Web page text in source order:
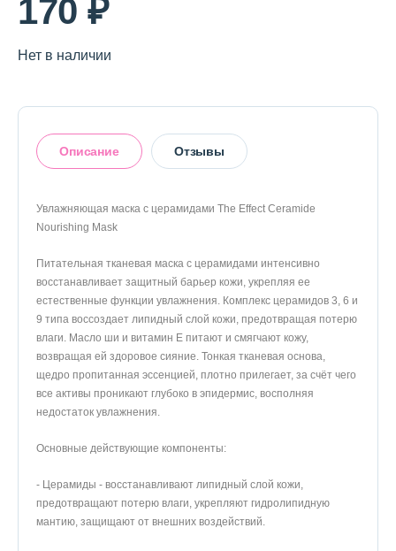
170 ₽
Нет в наличии
Описание Отзывы
Увлажняющая маска с церамидами The Effect Ceramide
Nourishing Mask
Питательная тканевая маска с церамидами интенсивно
восстанавливает защитный барьер кожи, укрепляя ее
естественные функции увлажнения. Комплекс церамидов 3, 6 и
9 типа воссоздает липидный слой кожи, предотвращая потерю
влаги. Масло ши и витамин Е питают и смягчают кожу,
возвращая ей здоровое сияние. Тонкая тканевая основа,
щедро пропитанная эссенцией, плотно прилегает, за счёт чего
все активы проникают глубоко в эпидермис, восполняя
недостаток увлажнения.
Основные действующие компоненты:
- Церамиды - восстанавливают липидный слой кожи,
предотвращают потерю влаги, укрепляют гидролипидную
мантию, защищают от внешних воздействий.